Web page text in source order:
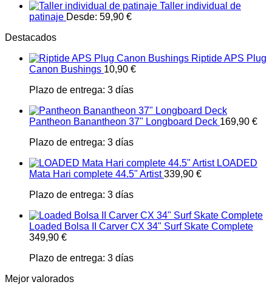
Taller individual de
patinaje Desde: 59,90 €
Destacados
Riptide APS Plug
Canon Bushings 10,90 €
Plazo de entrega: 3 días
Pantheon Banantheon 37" Longboard Deck 169,90 €
Plazo de entrega: 3 días
LOADED
Mata Hari complete 44.5" Artist 339,90 €
Plazo de entrega: 3 días
Loaded Bolsa II Carver CX 34" Surf Skate Complete
349,90 €
Plazo de entrega: 3 días
Mejor valorados